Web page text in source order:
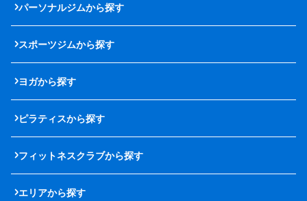
パーソナルジムから探す
スポーツジムから探す
ヨガから探す
ピラティスから探す
フィットネスクラブから探す
エリアから探す